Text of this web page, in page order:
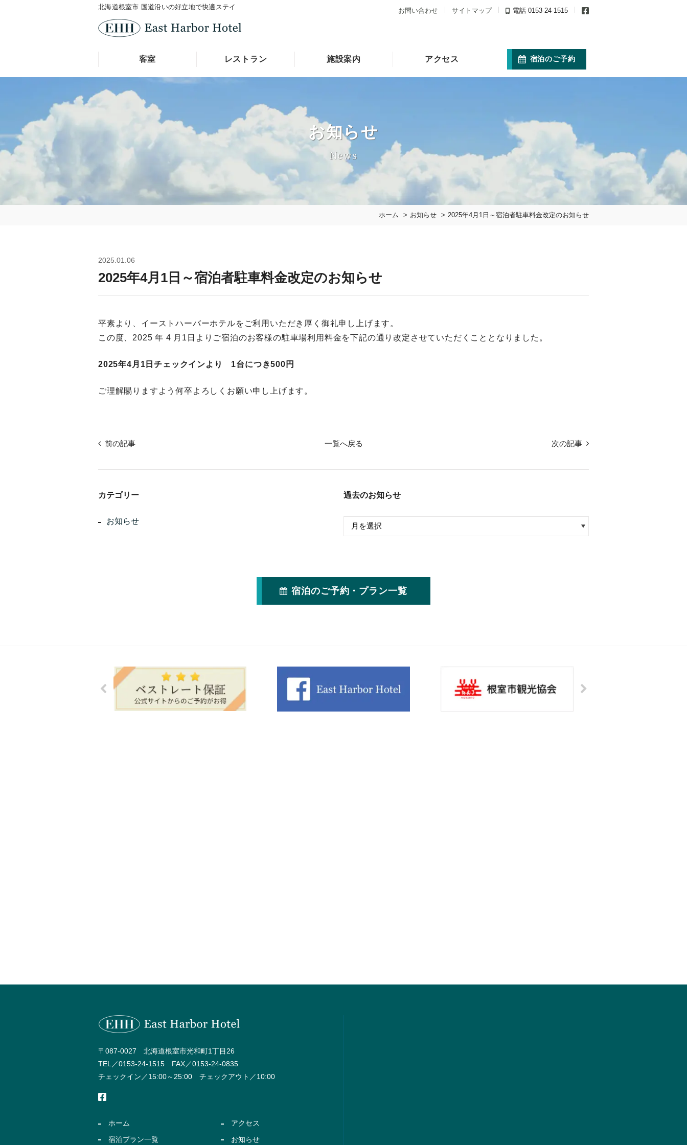
北海道根室市 国道沿いの好立地で快適ステイ
客室 レストラン 施設案内 アクセス 宿泊のご予約
お問い合わせ サイトマップ 電話 0153-24-1515
お知らせ
News
ホーム お知らせ 2025年4月1日～宿泊者駐車料金改定のお知らせ
2025.01.06
2025年4月1日～宿泊者駐車料金改定のお知らせ
平素より、イーストハーバーホテルをご利用いただき厚く御礼申し上げます。
この度、2025 年 4 月1日よりご宿泊のお客様の駐車場利用料金を下記の通り改定させていただくこととなりました。
2025年4月1日チェックインより 1台につき500円
ご理解賜りますよう何卒よろしくお願い申し上げます。
前の記事 一覧へ戻る 次の記事
カテゴリー
お知らせ
過去のお知らせ
宿泊のご予約・プラン一覧
〒087-0027 北海道根室市光和町1丁目26
TEL／0153-24-1515 FAX／0153-24-0835
チェックイン／15:00～25:00 チェックアウト／10:00
ホーム
宿泊プラン一覧
アクセス
お知らせ